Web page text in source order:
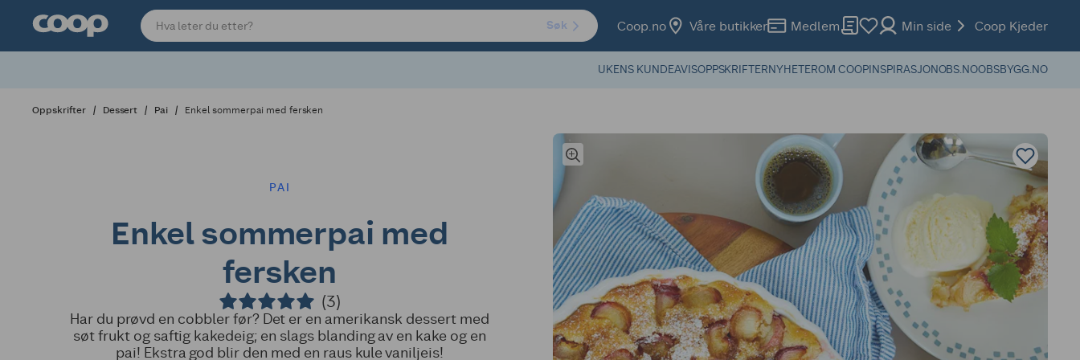
Søk Coop.no Våre butikker Medlem Min side Coop Kjeder
UKENS KUNDEAVISOPPSKRIFTERNYHETEROM COOPINSPIRASJONOBS.NOOBSBYGG.NO
Oppskrifter Dessert Pai Enkel sommerpai med fersken
PAI
Enkel sommerpai med
fersken
(3)
Har du prøvd en cobbler før? Det er en amerikansk dessert med
søt frukt og saftig kakedeig; en slags blanding av en kake og en
pai! Ekstra god blir den med en raus kule vaniljeis!